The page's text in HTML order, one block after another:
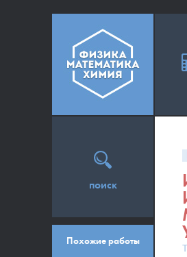
поиск
Похожие работы